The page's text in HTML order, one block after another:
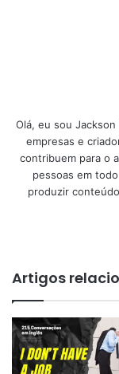
Olá, eu sou
empresas e
contribuem para o
pessoas em
produzir
Artigos